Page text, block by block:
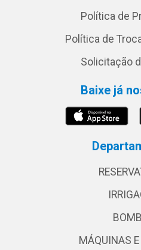
Política de
Política de
Solicitação
Baixe já
MÁQUINAS